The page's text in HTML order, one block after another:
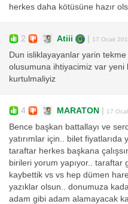
herkes daha kötüsüne hazır
2 Atiii | 17 Ocak
Dun isliklayayanlar yarin
olusumuna ihtiyacimiz var
kurtulmaliyiz
4 MARATON | 17
Bence başkan battallayı ve
yatırımlar için.. bilet fiyatlarıda
taraftar herkes başkana
birileri yorum yapıyor.. taraftar
kaybettik vs vs hep dümen
yazıklar olsun.. donumuza
adam gibi adam alamayacak